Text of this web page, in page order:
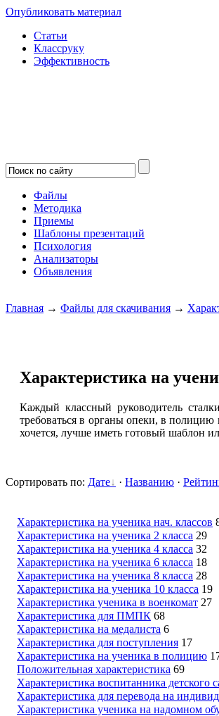
Опубликовать материал
Статьи
Классруку
Эффективность
Файлы
Методика
Приемы
Шаблоны презентаций
Психология
Анализаторы
Объявления
Главная → Файлы для скачивания →
Характеристика на
Каждый классный руководитель
требоваться в органы опеки, в
хочется, лучше иметь готовый шаблон
Сортировать по: Дате · Названию ·
Характеристика на ученика нач. классов
Характеристика на ученика 2 класса 29
Характеристика на ученика 4 класса 32
Характеристика на ученика 6 класса 18
Характеристика на ученика 8 класса 28
Характеристика на ученика 10 класса 19
Характеристика ученика в военкомат 27
Характеристика для ПМПК 68
Характеристика на медалиста 6
Характеристика для поступления 17
Характеристика на ученика в полицию
Положительная характеристика 69
Характеристика воспитанника детского
Характеристика для перевода на
Характеристика ученика на надомном